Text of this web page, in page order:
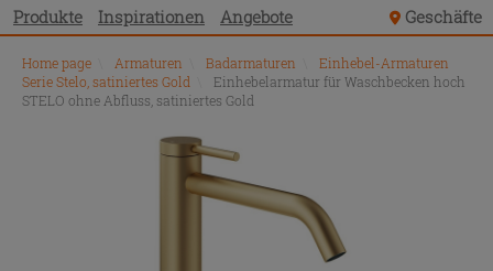
Produkte Inspirationen Angebote Geschäfte
Home page Armaturen Badarmaturen
Einhebel-Armaturen
Serie Stelo, satiniertes Gold
Einhebelarmatur für Waschbecken hoch
STELO ohne Abfluss, satiniertes Gold